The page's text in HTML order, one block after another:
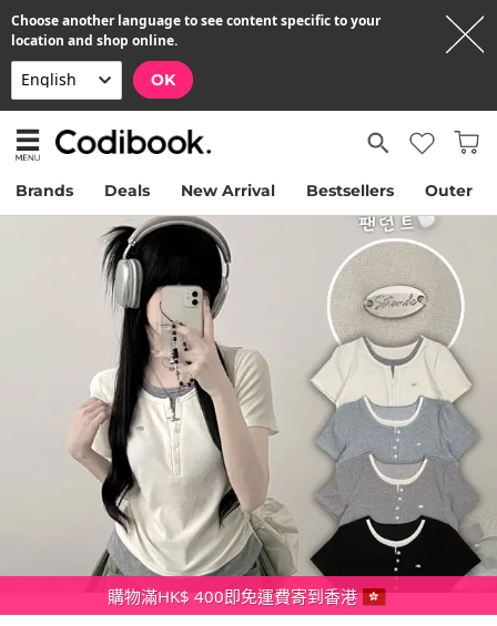
Choose another language to see content specific to your
location and shop online.
OK
Brands Deals New Arrival Bestsellers Outer
購物滿HK$ 400即免運費寄到香港